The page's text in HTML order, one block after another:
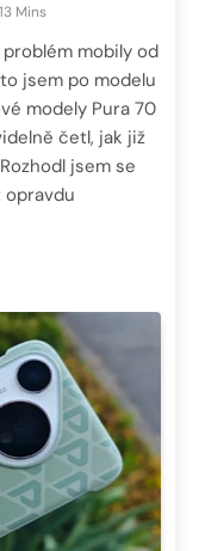
13 Mins
mobily od
jsem po modelu
modely Pura 70
četl, jak již
jsem se
opravdu